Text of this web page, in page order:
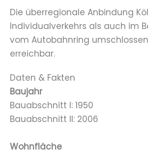
Die überregionale Anbindung
Individualverkehrs als auch im
vom Autobahnring
erreichbar.
Daten & Fakten
Baujahr
Bauabschnitt I: 1950
Bauabschnitt II: 2006
Wohnfläche